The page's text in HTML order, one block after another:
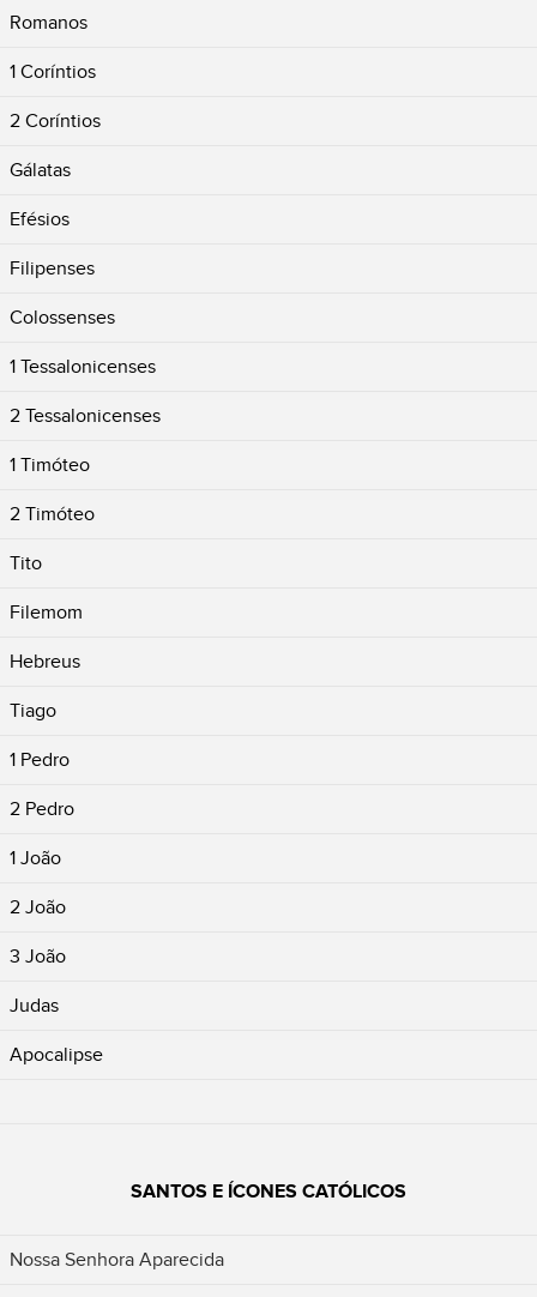
Romanos
1 Coríntios
2 Coríntios
Gálatas
Efésios
Filipenses
Colossenses
1 Tessalonicenses
2 Tessalonicenses
1 Timóteo
2 Timóteo
Tito
Filemom
Hebreus
Tiago
1 Pedro
2 Pedro
1 João
2 João
3 João
Judas
Apocalipse
SANTOS E ÍCONES CATÓLICOS
Nossa Senhora Aparecida